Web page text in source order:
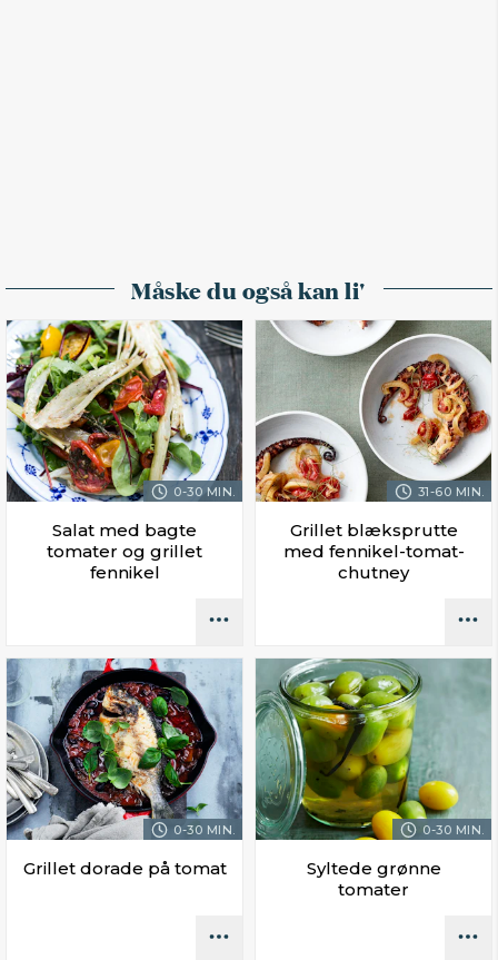
Måske du også kan li'
0-30 MIN.
Salat med bagte
tomater og grillet
fennikel
31-60 MIN.
Grillet blæksprutte
med fennikel-tomat-
chutney
0-30 MIN.
Grillet dorade på tomat
0-30 MIN.
Syltede grønne
tomater